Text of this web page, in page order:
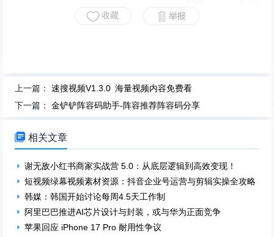
上一篇：速搜视频V1.3.0 海量视频内容免费看
下一篇：金铲铲阵容码助手-阵容推荐阵容码分享
 相关文章
谢无敌小红书商家实战营 5.0：从底层逻辑到高效变现！
短视频绿幕视频素材资源：抖音企业号运营与剪辑实操全攻略！
韩媒：韩国开始讨论每周4.5天工作制
阿里巴巴推进AI芯片设计与封装，或与华为正面竞争
苹果回应 iPhone 17 Pro 耐用性争议